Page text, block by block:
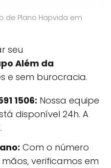
de Plano Hapvida em
seu
Além da
e sem burocracia.
1506: Nossa equipe
disponível 24h. A
Com o número
verificamos em